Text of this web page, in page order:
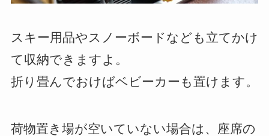
スキー用品やスノーボードなども立てかけ
て収納できますよ。
折り畳んでおけばベビーカーも置けます。
荷物置き場が空いていない場合は、座席の